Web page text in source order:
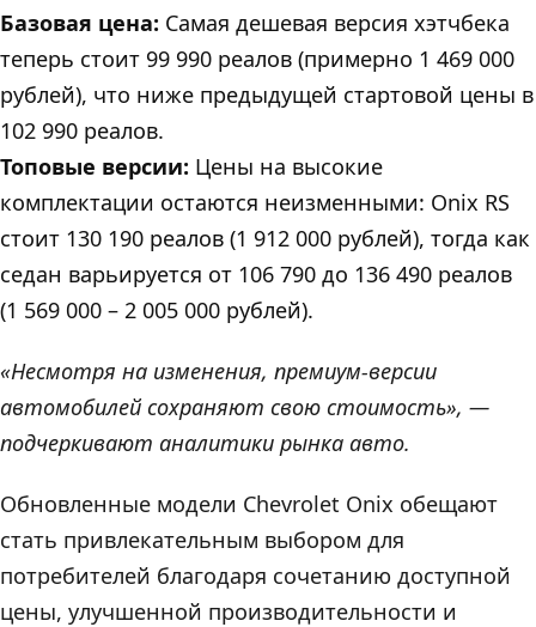
Базовая цена: Самая дешевая версия хэтчбека
теперь стоит 99 990 реалов (примерно 1 469 000
рублей), что ниже предыдущей стартовой цены в
102 990 реалов.
Топовые версии: Цены на высокие
комплектации остаются неизменными: Onix RS
стоит 130 190 реалов (1 912 000 рублей), тогда как
седан варьируется от 106 790 до 136 490 реалов
(1 569 000 – 2 005 000 рублей).
«Несмотря на изменения, премиум-версии
автомобилей сохраняют свою стоимость», —
подчеркивают аналитики рынка авто.
Обновленные модели Chevrolet Onix обещают
стать привлекательным выбором для
потребителей благодаря сочетанию доступной
цены, улучшенной производительности и